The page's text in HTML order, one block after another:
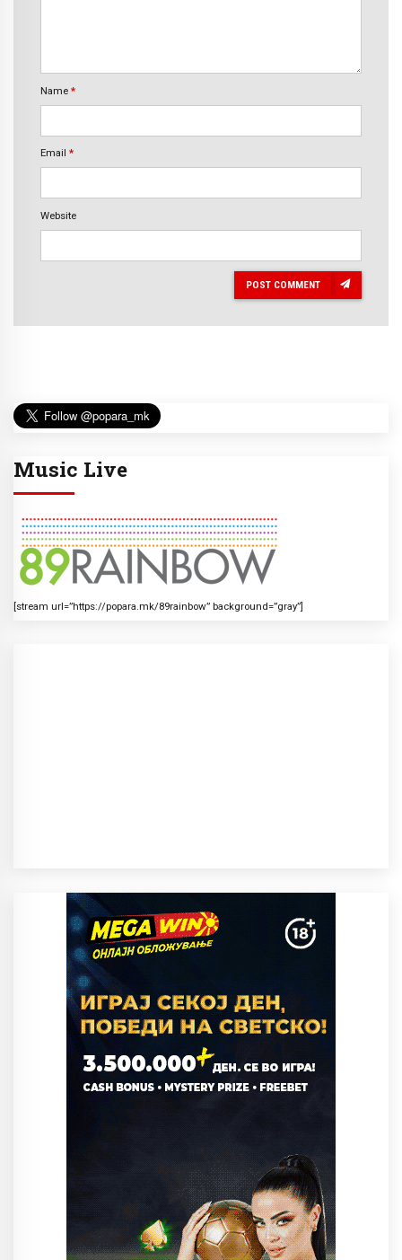
Name *
Email *
Website
POST COMMENT
Music Live
[stream url=”https://popara.mk/89rainbow” background=”gray”]